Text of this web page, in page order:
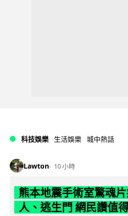
科技娛樂 生活娛樂 城中熱話
Lawton 10 小時
熊本地震手術室驚魂
人、逃生門 網民讚值